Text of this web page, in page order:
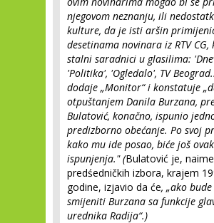
njegovom neznanju, ili
kulture, da je isti aršin
desetinama novinara iz RTV CG,
stalni saradnici u glasilima:
'Politika', 'Ogledalo', TV
dodaje „Monitor“ i konstatuje
otpuštanjem Danila Burzana,
Bulatović, konačno, ispunio
predizborno obećanje. Po svoj
kako mu ide posao, biće još
ispunjenja." (Bulatović je,
predśedničkih izbora, krajem
godine, izjavio da će, „ako
smijeniti Burzana sa funkcije
urednika Radija“.)